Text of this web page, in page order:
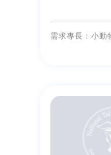
需求專長：小動